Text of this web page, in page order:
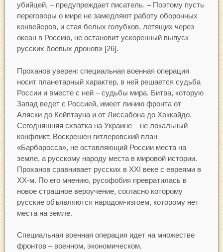
убийцей, – предупреждает писатель. – Поэтому пусть
переговоры о мире не замедляют работу оборонных
конвейеров, и стая белых голубков, летящих через
океан в Россию, не остановит ускоренный выпуск
русских боевых дронов» [26].
Проханов уверен: специальная военная операция
носит планетарный характер, в ней решается судьба
России и вместе с ней – судьбы мира. Битва, которую
Запад ведет с Россией, имеет линию фронта от
Аляски до Кейптауна и от Лиссабона до Хоккайдо.
Сегодняшняя схватка на Украине – не локальный
конфликт. Воскрешен гитлеровский план
«Барбаросса», не оставляющий России места на
земле, а русскому народу места в мировой истории.
Проханов сравнивает русских в XXI веке с евреями в
XX-м. По его мнению, русофобия превратилась в
новое страшное вероучение, согласно которому
русские объявляются народом-изгоем, которому нет
места на земле.
Специальная военная операция идет на множестве
фронтов – военном, экономическом,